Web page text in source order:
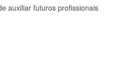
auxiliar futuros profissionais